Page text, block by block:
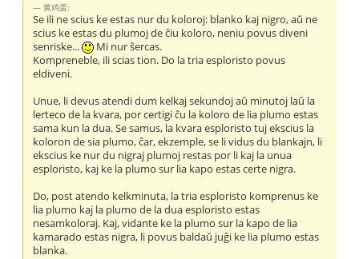
黄鸡蛋:
Se ili ne scius ke estas nur du koloroj: blanko kaj nigro, aŭ ne
scius ke estas du plumoj de ĉiu koloro, neniu povus diveni
senriske...
Mi nur ŝercas.
Kompreneble, ili scias tion. Do la tria esploristo povus
eldiveni.
Unue, li devus atendi dum kelkaj sekundoj aŭ minutoj laŭ la
lerteco de la kvara, por certigi ĉu la koloro de lia plumo estas
sama kun la dua. Se samus, la kvara esploristo tuj ekscius la
koloron de sia plumo, ĉar, ekzemple, se li vidus du blankajn, li
ekscius ke nur du nigraj plumoj restas por li kaj la unua
esploristo, kaj ke la plumo sur lia kapo estas certe nigra.
Do, post atendo kelkminuta, la tria esploristo komprenus ke
lia plumo kaj la plumo de la dua esploristo estas
nesamkoloraj. Kaj, vidante ke la plumo sur la kapo de lia
kamarado estas nigra, li povus baldaŭ juĝi ke lia plumo estas
blanka.